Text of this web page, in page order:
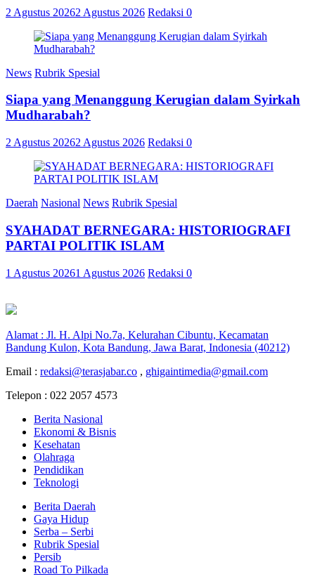
2 Agustus 20262 Agustus 2026 Redaksi 0
News Rubrik Spesial
Siapa yang Menanggung Kerugian dalam Syirkah
Mudharabah?
2 Agustus 20262 Agustus 2026 Redaksi 0
Daerah Nasional News Rubrik Spesial
SYAHADAT BERNEGARA: HISTORIOGRAFI
PARTAI POLITIK ISLAM
1 Agustus 20261 Agustus 2026 Redaksi 0
Alamat : Jl. H. Alpi No.7a, Kelurahan Cibuntu, Kecamatan
Bandung Kulon, Kota Bandung, Jawa Barat, Indonesia (40212)
Email : redaksi@terasjabar.co , ghigaintimedia@gmail.com
Telepon : 022 2057 4573
Berita Nasional
Ekonomi & Bisnis
Kesehatan
Olahraga
Pendidikan
Teknologi
Berita Daerah
Gaya Hidup
Serba – Serbi
Rubrik Spesial
Persib
Road To Pilkada